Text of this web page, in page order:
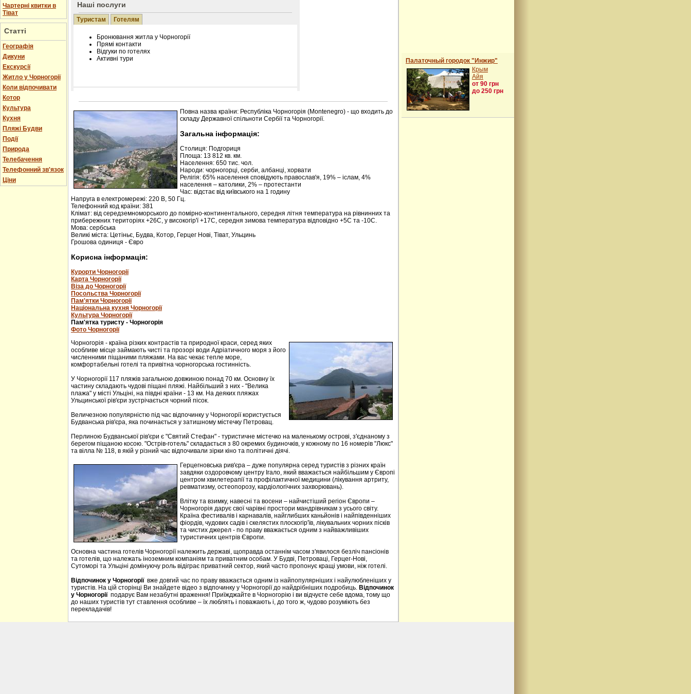
Чартерні квитки в
Тіват
Статті
Географія
Дикуни
Екскурсії
Житло у Чорногорії
Коли відпочивати
Котор
Культура
Кухня
Пляжі Будви
Події
Природа
Телебачення
Телефонний зв'язок
Ціни
Наші послуги
Туристам Готелям
Бронювання житла у Чорногорії
Прямі контакти
Відгуки по готелях
Активні тури
Розміщення інформації про готель на нашому сайті
Редагування інформації і цін на вимогу
Лічільник відвідувачів
Повна назва країни: Республіка Чорногорія (Montenegro) - що входить до
складу Державної спільноти Сербії та Чорногорії.
Загальна інформація:
Столиця: Подгориця
Площа: 13 812 кв. км.
Населення: 650 тис. чол.
Народи: чорногорці, серби, албанці, хорвати
Релігія: 65% населення сповідують православ'я, 19% – іслам, 4%
населення – католики, 2% – протестанти
Час: відстає від київського на 1 годину
Напруга в електромережі: 220 В, 50 Гц.
Телефонний код країни: 381
Клімат: від середземноморського до помірно-континентального, середня літня температура на рівнинних та
прибережних територіях +26С, у високогір'ї +17С, середня зимова температура відповідно +5С та -10С.
Мова: сербська
Великі міста: Цетіньє, Будва, Котор, Герцег Нові, Тіват, Ульцинь
Грошова одиниця - Євро
Корисна інформація:
Курорти Чорногорії
Карта Чорногорії
Віза до Чорногорії
Посольства Чорногорії
Пам'ятки Чорногорії
Національна кухня Чорногорії
Культура Чорногорії
Пам'ятка туристу - Чорногорія
Фото Чорногорії
Чорногорія - країна різких контрастів та природної краси, серед яких
особливе місце займають чисті та прозорі води Адріатичного моря з його
численними піщаними пляжами. На вас чекає тепле море,
комфортабельні готелі та привітна чорногорська гостинність.
У Чорногорії 117 пляжів загальною довжиною понад 70 км. Основну їх
частину складають чудові піщані пляжі. Найбільший з них - "Велика
плажа" у місті Ульціні, на півдні країни - 13 км. На деяких пляжах
Ульцинської рів'єри зустрічається чорний пісок.
Величезною популярністю під час відпочинку у Чорногорії користується
Будванська рів'єра, яка починається у затишному містечку Петровац.
Перлиною Будванської рів'єри є "Святий Стефан" - туристичне містечко на маленькому острові, з'єднаному з
берегом піщаною косою. "Острів-готель" складається з 80 окремих будиночків, у кожному по 16 номерів "Люкс"
та вілла № 118, в якій у різний час відпочивали зірки кіно та політичні діячі.
Герцегновська рив'єра – дуже популярна серед туристів з різних країн
завдяки оздоровчому центру Ігало, який вважається найбільшим у Європі
центром хвилетерапії та профілактичної медицини (лікування артриту,
ревматизму, остеопорозу, кардіологічних захворювань).
Влітку та взимку, навесні та восени – найчистіший регіон Європи –
Чорногорія дарує свої чарівні простори мандрівникам з усього світу.
Країна фестивалів і карнавалів, найглибших каньйонів і найпівденніших
фіордів, чудових садів і скелястих плоскогір'їв, лікувальних чорних пісків
та чистих джерел - по праву вважається одним з найважливіших
туристичних центрів Європи.
Основна частина готелів Чорногорії належить державі, щоправда останнім часом з'явилося безліч пансіонів
та готелів, що належать іноземним компаніям та приватним особам. У Будві, Петроваці, Герцег-Нові,
Сутоморі та Ульціні домінуючу роль відіграє приватний сектор, який часто пропонує кращі умови, ніж готелі.
Відпочинок у Чорногорії вже довгий час по праву вважається одним із найпопулярніших і найулюбленіших у
туристів. На цій сторінці Ви знайдете відео з відпочинку у Чорногорії до найдрібніших подробиць. Відпочинок
у Чорногоріїподарує Вам незабутні враження! Приїжджайте в Чорногорію і ви відчуєте себе вдома, тому що
до наших туристів тут ставлення особливе – їх люблять і поважають і, до того ж, чудово розуміють без
перекладачів!
Палаточный городок "Инжир"
Крым
Айя
от 90 грн
до 250 грн